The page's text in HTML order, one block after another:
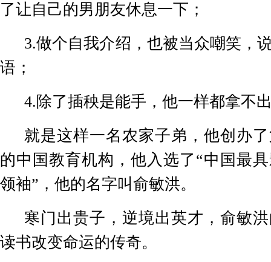
了让自己的男朋友休息一下；
3.做个自我介绍，也被当众嘲笑，
语；
4.除了插秧是能手，他一样都拿不
就是这样一名农家子弟，他创办
的中国教育机构，他入选了“中国最
领袖”，他的名字叫俞敏洪。
寒门出贵子，逆境出英才，俞敏
读书改变命运的传奇。